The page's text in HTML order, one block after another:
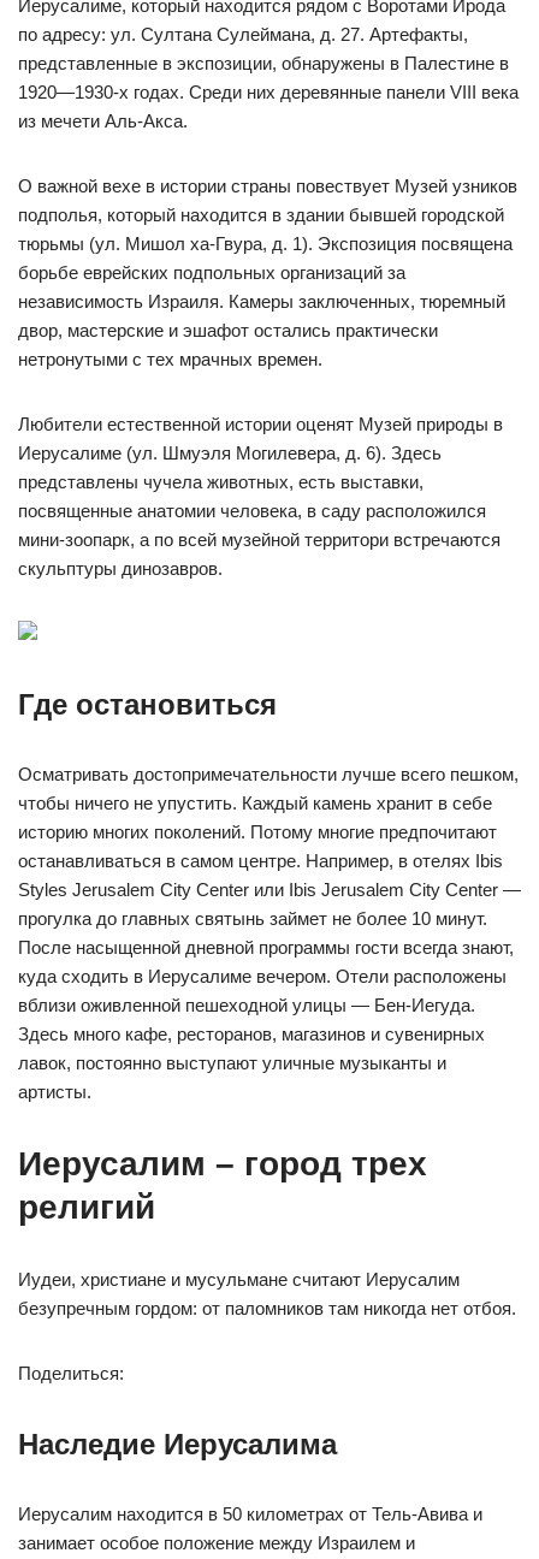
Иерусалиме, который находится рядом с Воротами Ирода
по адресу: ул. Султана Сулеймана, д. 27. Артефакты,
представленные в экспозиции, обнаружены в Палестине в
1920—1930-х годах. Среди них деревянные панели VIII века
из мечети Аль-Акса.
О важной вехе в истории страны повествует Музей узников
подполья, который находится в здании бывшей городской
тюрьмы (ул. Мишол ха-Гвура, д. 1). Экспозиция посвящена
борьбе еврейских подпольных организаций за
независимость Израиля. Камеры заключенных, тюремный
двор, мастерские и эшафот остались практически
нетронутыми с тех мрачных времен.
Любители естественной истории оценят Музей природы в
Иерусалиме (ул. Шмуэля Могилевера, д. 6). Здесь
представлены чучела животных, есть выставки,
посвященные анатомии человека, в саду расположился
мини-зоопарк, а по всей музейной территори встречаются
скульптуры динозавров.
Где остановиться
Осматривать достопримечательности лучше всего пешком,
чтобы ничего не упустить. Каждый камень хранит в себе
историю многих поколений. Потому многие предпочитают
останавливаться в самом центре. Например, в отелях Ibis
Styles Jerusalem City Center или Ibis Jerusalem City Center —
прогулка до главных святынь займет не более 10 минут.
После насыщенной дневной программы гости всегда знают,
куда сходить в Иерусалиме вечером. Отели расположены
вблизи оживленной пешеходной улицы — Бен-Иегуда.
Здесь много кафе, ресторанов, магазинов и сувенирных
лавок, постоянно выступают уличные музыканты и
артисты.
Иерусалим – город трех
религий
Иудеи, христиане и мусульмане считают Иерусалим
безупречным гордом: от паломников там никогда нет отбоя.
Поделиться:
Наследие Иерусалима
Иерусалим находится в 50 километрах от Тель-Авива и
занимает особое положение между Израилем и